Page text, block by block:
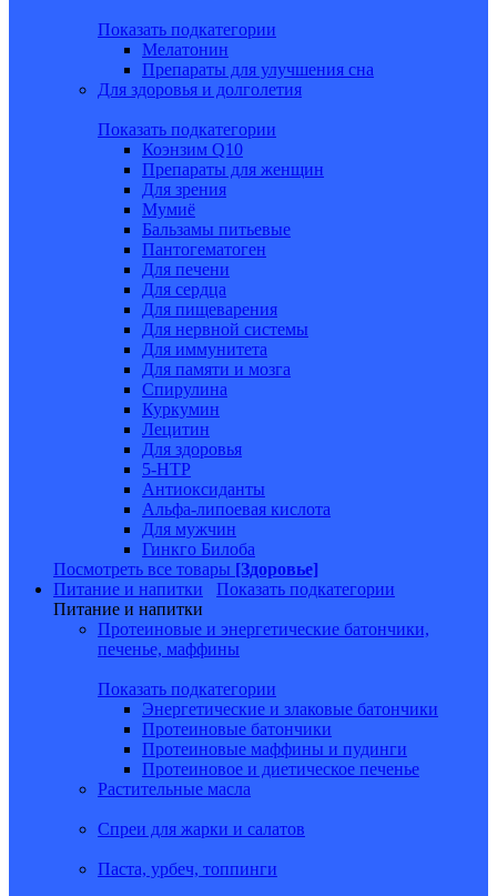
Показать подкатегории
Мелатонин
Препараты для улучшения сна
Для здоровья и долголетия
Показать подкатегории
Коэнзим Q10
Препараты для женщин
Для зрения
Мумиё
Бальзамы питьевые
Пантогематоген
Для печени
Для сердца
Для пищеварения
Для нервной системы
Для иммунитета
Для памяти и мозга
Спирулина
Куркумин
Лецитин
Для здоровья
5-HTP
Антиоксиданты
Альфа-липоевая кислота
Для мужчин
Гинкго Билоба
Посмотреть все товары [Здоровье]
Питание и напитки
Показать подкатегории
Питание и напитки
Протеиновые и энергетические батончики,
печенье, маффины
Показать подкатегории
Энергетические и злаковые батончики
Протеиновые батончики
Протеиновые маффины и пудинги
Протеиновое и диетическое печенье
Растительные масла
Спреи для жарки и салатов
Паста, урбеч, топпинги